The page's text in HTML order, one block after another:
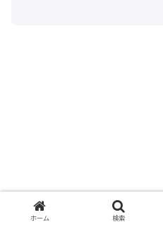
ホーム 検索